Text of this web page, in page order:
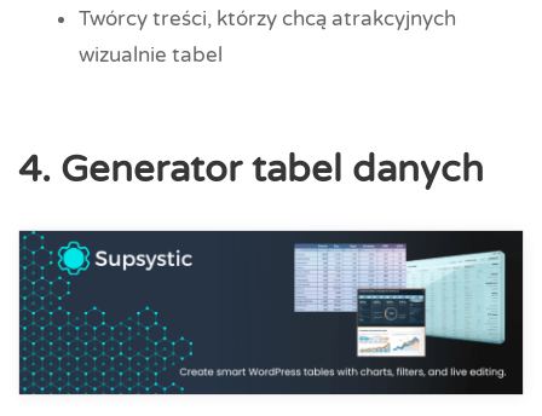
Twórcy treści, którzy chcą atrakcyjnych
wizualnie tabel
4. Generator tabel danych